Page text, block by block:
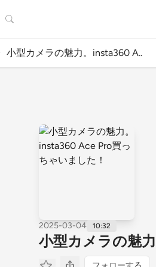
検索
小型カメラの魅力。insta360 A..
2025-03-04 10:32
小型カメラの魅